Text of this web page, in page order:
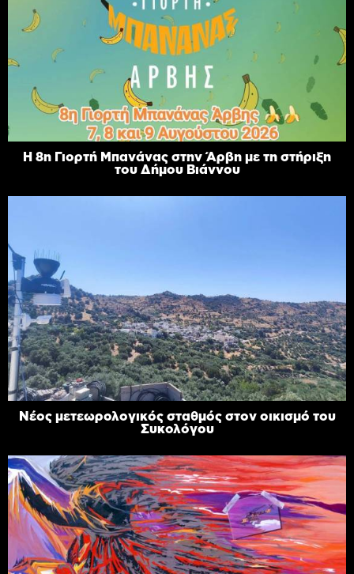
Η 8η Γιορτή Μπανάνας στην Άρβη με τη στήριξη
του Δήμου Βιάννου
Νέος μετεωρολογικός σταθμός στον οικισμό του
Συκολόγου